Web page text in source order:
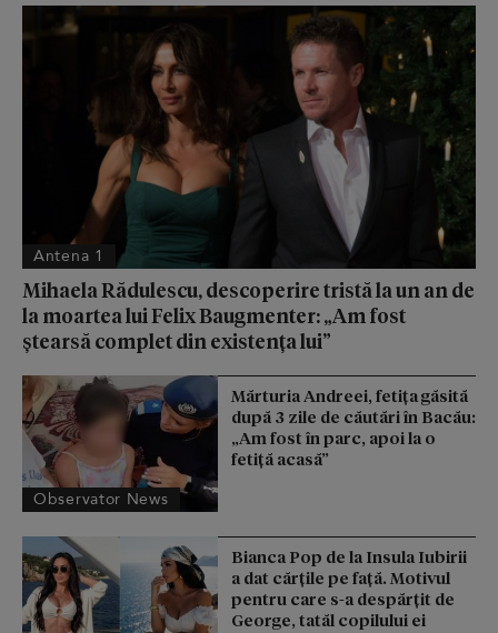
Antena 1
Mihaela Rădulescu, descoperire tristă la un an de
la moartea lui Felix Baugmenter: „Am fost
ștearsă complet din existența lui”
Observator News
Mărturia Andreei, fetiţa găsită
după 3 zile de căutări în Bacău:
„Am fost în parc, apoi la o
fetiţă acasă”
Bianca Pop de la Insula Iubirii
a dat cărțile pe față. Motivul
pentru care s-a despărțit de
George, tatăl copilului ei